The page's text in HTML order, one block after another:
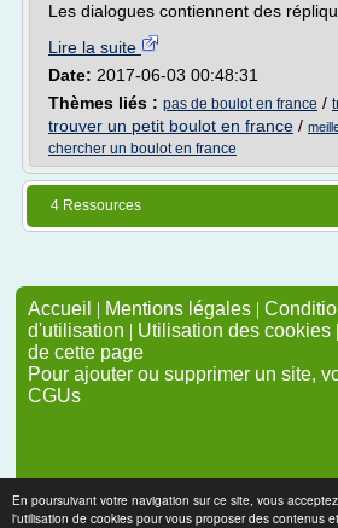
En poursuivant votre navigation sur ce site, vous acceptez
l'utilisation de cookies pour vous proposer des contenus et
Les dialogues contiennent des
Lire la suite
Date: 2017-06-03 00:48:31
Thèmes liés : pas de boulot en france /
trouver un petit boulot en france /
chercher un boulot en france
4 Ressources
Accueil | Mentions légales |
d'utilisation | Utilisation des cookies |
de cette page
Pour ajouter ou supprimer un site,
CGUs